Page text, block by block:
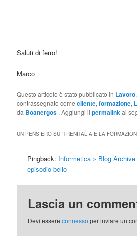
Saluti di ferro!
Marco
Questo articolo è stato pubblicato in Lavoro
contrassegnato comecliente,formazione,
da Boanergos . Aggiungi ilpermalink ai
UN PENSIERO SU “TRENITALIA E LA
Pingback: Informetica » Blog
episodio bello
Lascia un
Devi essereconnesso per inviare un